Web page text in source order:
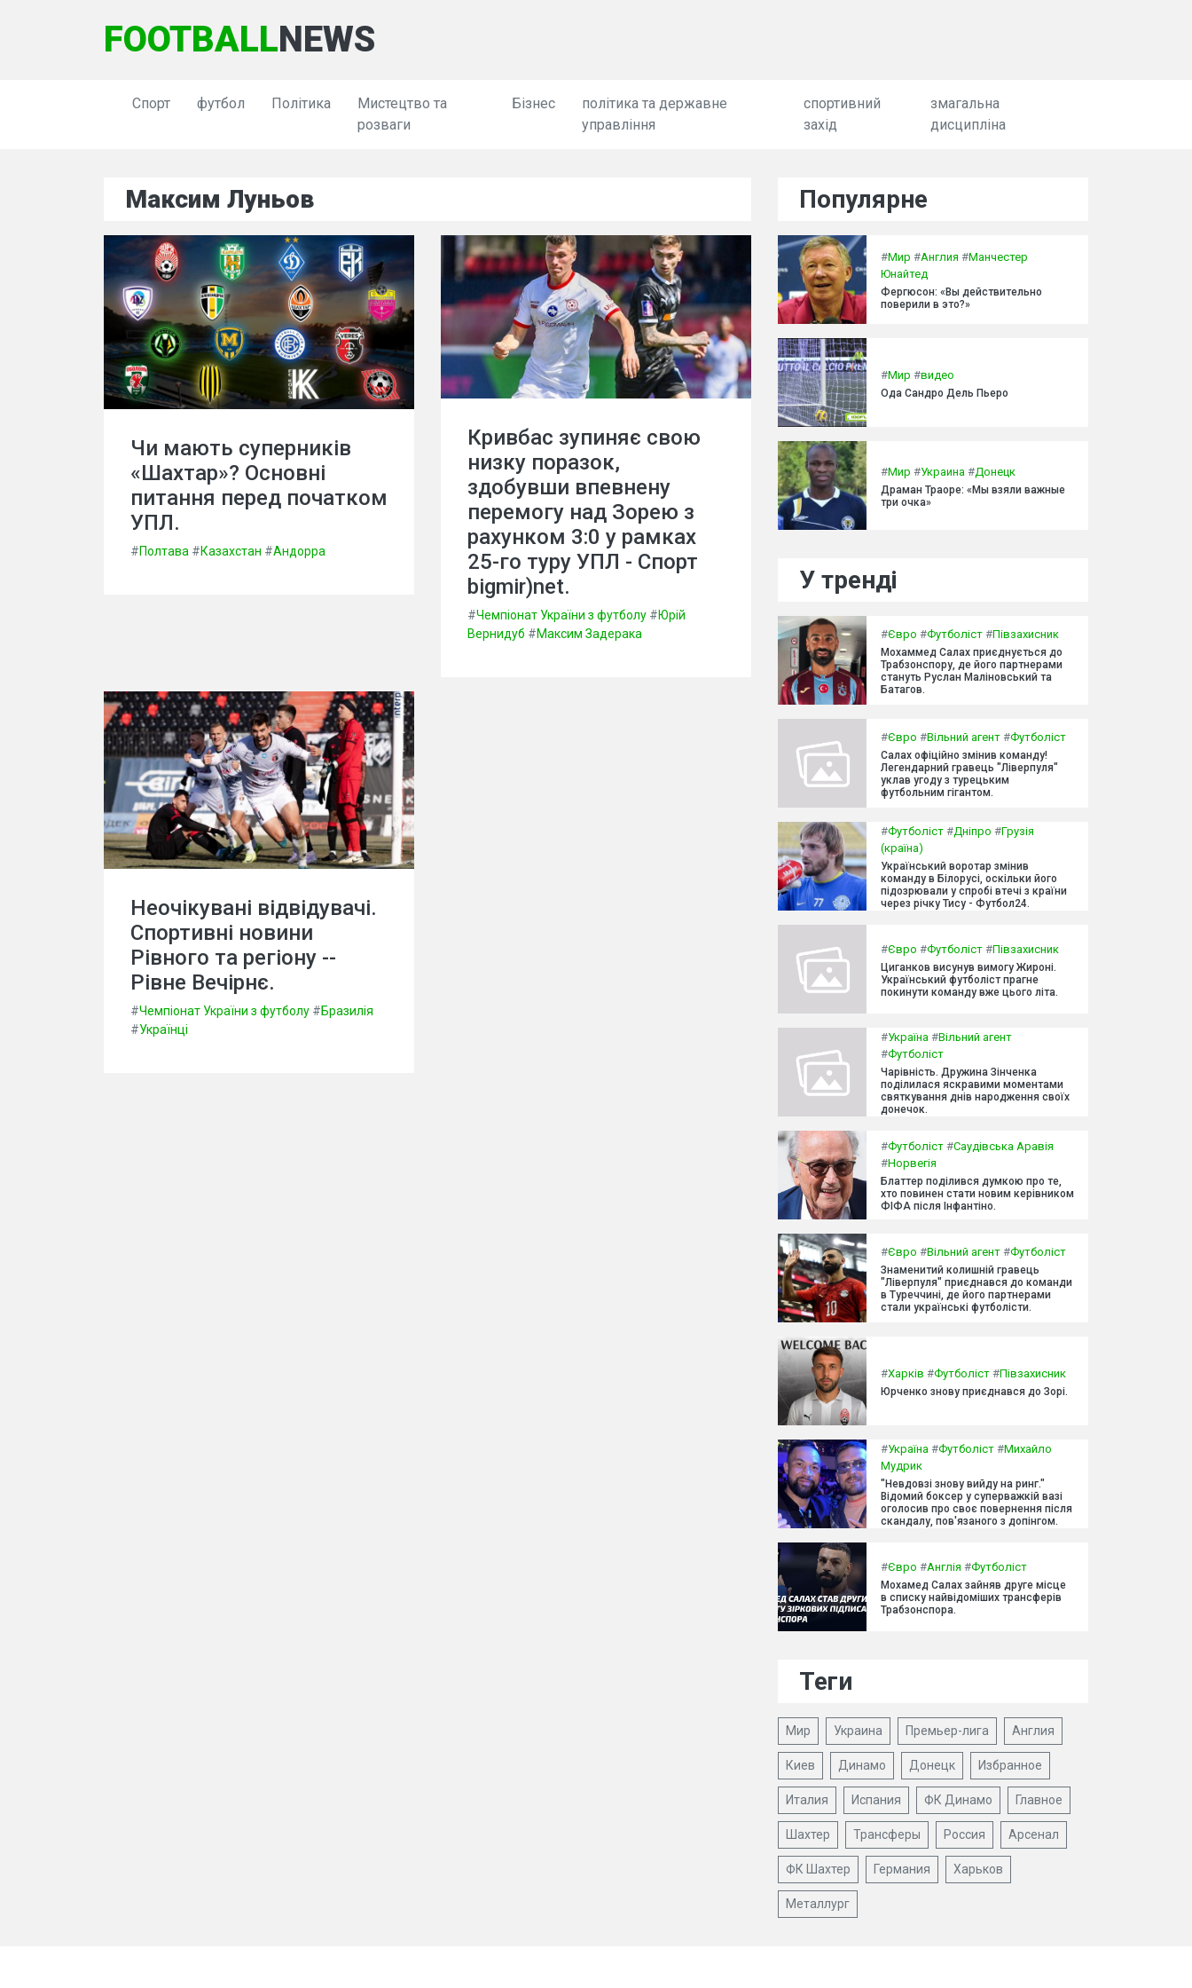
FOOTBALLNEWS
Спорт футбол Політика
Мистецтво та
розваги
Бізнес
політика та державне
управління
спортивний
захід
змагальна
дисципліна
Максим Луньов
Чи мають суперників
«Шахтар»? Основні
питання перед початком
УПЛ.
#Полтава #Казахстан #Андорра
Кривбас зупиняє свою
низку поразок,
здобувши впевнену
перемогу над Зорею з
рахунком 3:0 у рамках
25-го туру УПЛ - Спорт
bigmir)net.
#Чемпіонат України з футболу #Юрій
Вернидуб #Максим Задерака
Неочікувані відвідувачі.
Спортивні новини
Рівного та регіону --
Рівне Вечірнє.
#Чемпіонат України з футболу #Бразилія
#Українці
Популярне
#Мир #Англия #Манчестер
Юнайтед
Фергюсон: «Вы действительно
поверили в это?»
#Мир #видео
Ода Сандро Дель Пьеро
#Мир #Украина #Донецк
Драман Траоре: «Мы взяли важные
три очка»
У тренді
#Євро #Футболіст #Півзахисник
Мохаммед Салах приєднується до
Трабзонспору, де його партнерами
стануть Руслан Маліновський та
Батагов.
#Євро #Вільний агент #Футболіст
Салах офіційно змінив команду!
Легендарний гравець "Ліверпуля"
уклав угоду з турецьким
футбольним гігантом.
#Футболіст #Дніпро #Грузія
(країна)
Український воротар змінив
команду в Білорусі, оскільки його
підозрювали у спробі втечі з країни
через річку Тису - Футбол24.
#Євро #Футболіст #Півзахисник
Циганков висунув вимогу Жироні.
Український футболіст прагне
покинути команду вже цього літа.
#Україна #Вільний агент
#Футболіст
Чарівність. Дружина Зінченка
поділилася яскравими моментами
святкування днів народження своїх
донечок.
#Футболіст #Саудівська Аравія
#Норвегія
Блаттер поділився думкою про те,
хто повинен стати новим керівником
ФІФА після Інфантіно.
#Євро #Вільний агент #Футболіст
Знаменитий колишній гравець
"Ліверпуля" приєднався до команди
в Туреччині, де його партнерами
стали українські футболісти.
#Харків #Футболіст #Півзахисник
Юрченко знову приєднався до Зорі.
#Україна #Футболіст #Михайло
Мудрик
"Невдовзі знову вийду на ринг."
Відомий боксер у суперважкій вазі
оголосив про своє повернення після
скандалу, пов'язаного з допінгом.
#Євро #Англія #Футболіст
Мохамед Салах зайняв друге місце
в списку найвідоміших трансферів
Трабзонспора.
Теги
Мир Украина Премьер-лига Англия
Киев Динамо Донецк Избранное
Италия Испания ФК Динамо Главное
Шахтер Трансферы Россия Арсенал
ФК Шахтер Германия Харьков
Металлург